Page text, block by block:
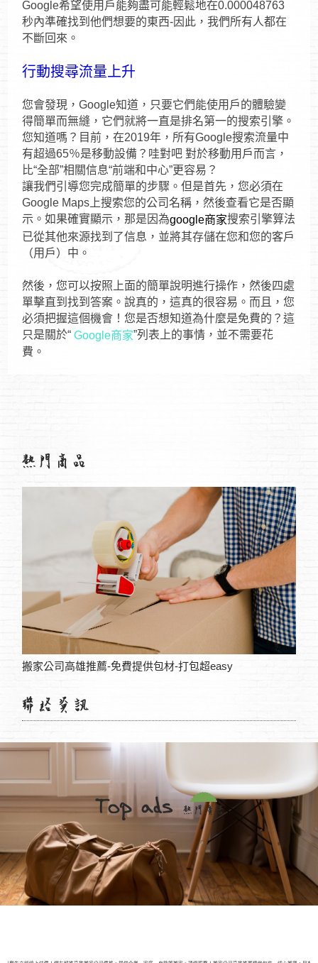
Google希望使用戶能夠盡可能輕鬆地在0.000048763
秒內準確找到他們想要的東西-因此，我們所有人都在
不斷回來。
行動搜尋流量上升
您會發現，Google知道，只要它們能使用戶的體驗變
得簡單而無縫，它們就將一直是排名第一的搜索引擎。
您知道嗎？目前，在2019年，所有Google搜索流量中
有超過65％是移動設備？哇對吧 對於移動用戶而言，
比“全部”相關信息“前端和中心”更容易？
讓我們引導您完成簡單的步驟。但是首先，您必須在
Google Maps上搜索您的公司名稱，然後查看它是否顯
示。如果確實顯示，那是因為google商家搜索引擎算法
已從其他來源找到了信息，並將其存儲在您和您的客戶
（用戶）中。
然後，您可以按照上面的簡單說明進行操作，然後四處
單擊直到找到答案。說真的，這真的很容易。而且，您
必須把握這個機會！您是否想知道為什麼是免費的？這
只是關於“Google商家”列表上的事情，並不需要花
費。
表搬家公司高雄推薦-免費提供包材-打包超easy